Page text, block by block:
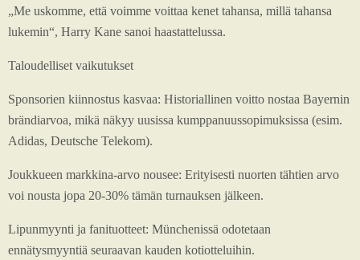
„Me uskomme, että voimme voittaa kenet tahansa, millä tahansa
lukemin“, Harry Kane sanoi haastattelussa.
Taloudelliset vaikutukset
Sponsorien kiinnostus kasvaa: Historiallinen voitto nostaa Bayernin
brändiarvoa, mikä näkyy uusissa kumppanuussopimuksissa (esim.
Adidas, Deutsche Telekom).
Joukkueen markkina-arvo nousee: Erityisesti nuorten tähtien arvo
voi nousta jopa 20-30% tämän turnauksen jälkeen.
Lipunmyynti ja fanituotteet: Münchenissä odotetaan
ennätysmyyntiä seuraavan kauden kotiotteluihin.